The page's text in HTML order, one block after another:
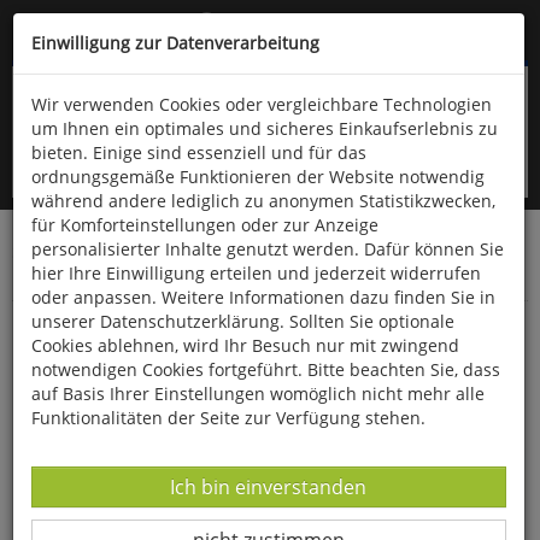
Kompletten Head der Seite überspringen
oder (06766) 9323-960
Startseite Bücher Downloads
Zeitschriften
Der Falke
Auf der Halbinsel Varanger in Nordnorwegen
Einwilligung zur Datenverarbeitung
Wir verwenden Cookies oder vergleichbare Technologien
um Ihnen ein optimales und sicheres Einkaufserlebnis zu
bieten. Einige sind essenziell und für das
ordnungsgemäße Funktionieren der Website notwendig
während andere lediglich zu anonymen Statistikzwecken,
für Komforteinstellungen oder zur Anzeige
personalisierter Inhalte genutzt werden. Dafür können Sie
hier Ihre Einwilligung erteilen und jederzeit widerrufen
oder anpassen. Weitere Informationen dazu finden Sie in
unserer Datenschutzerklärung. Sollten Sie optionale
Cookies ablehnen, wird Ihr Besuch nur mit zwingend
notwendigen Cookies fortgeführt. Bitte beachten Sie, dass
auf Basis Ihrer Einstellungen womöglich nicht mehr alle
Funktionalitäten der Seite zur Verfügung stehen.
Datenverarbeitung -
Ich bin einverstanden